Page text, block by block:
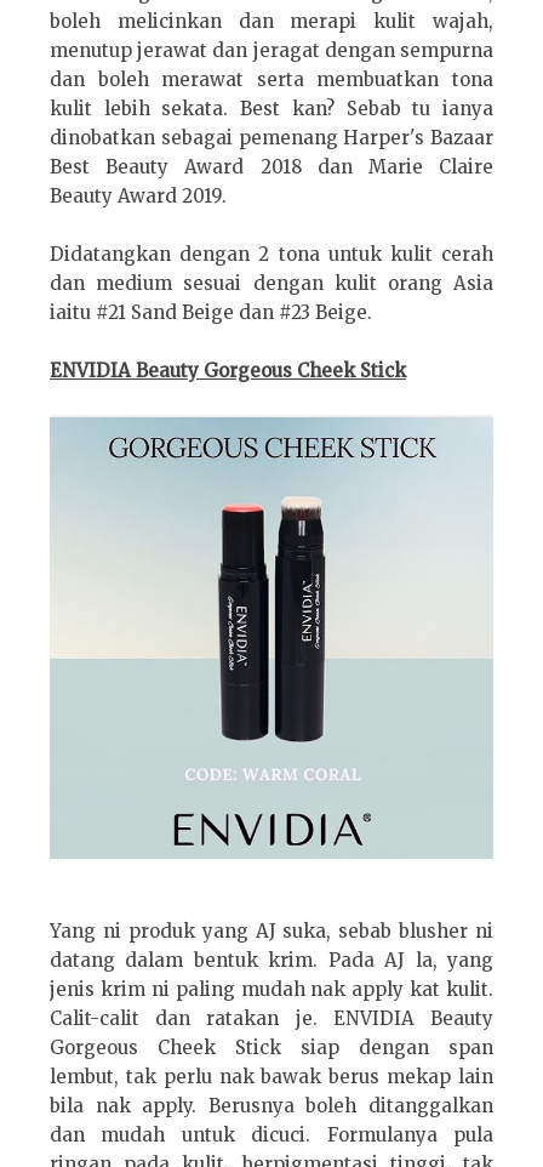
boleh melicinkan dan merapi kulit wajah,
menutup jerawat dan jeragat dengan sempurna
dan boleh merawat serta membuatkan tona
kulit lebih sekata. Best kan? Sebab tu ianya
dinobatkan sebagai pemenangHarper's Bazaar
Best Beauty Award 2018 dan Marie Claire
Beauty Award 2019.
Didatangkan dengan 2 tona untuk kulit cerah
dan medium sesuai dengan kulit orang Asia
iaitu #21 Sand Beige dan #23 Beige.
ENVIDIA Beauty Gorgeous Cheek Stick
Yang ni produk yang AJ suka, sebab blusher ni
datang dalam bentuk krim. Pada AJ la, yang
jenis krim ni paling mudah nak apply kat kulit.
Calit-calit dan ratakan je. ENVIDIA Beauty
Gorgeous Cheek Stick siap dengan span
lembut, tak perlu nak bawak berus mekap lain
bila nak apply. Berusnya boleh ditanggalkan
dan mudah untuk dicuci. Formulanya pula